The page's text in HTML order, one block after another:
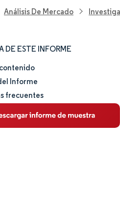
Análisis De Mercado
DE ESTE INFORME
y cuota de mercado
de mercado
e ideas
Informe
frecuentes